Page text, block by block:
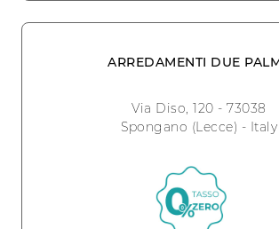
ARREDAMENTI DUE
Via Diso, 120 - 73038
Spongano (Lecce) - Italy